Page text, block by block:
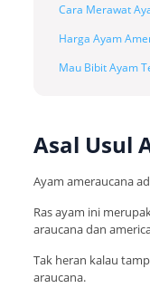
Cara Merawat
Harga Ayam
Mau Bibit Ayam
Asal Usul
Ayam ameraucana
Ras ayam ini
araucana dan
Tak heran kalau
araucana.